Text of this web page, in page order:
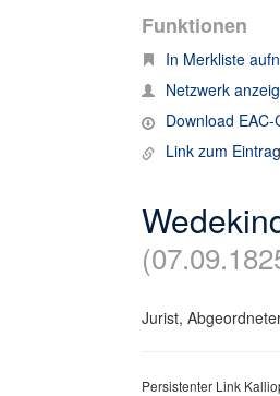
Funktionen
In Merkliste
Netzwerk
Download EAC-
Link zum Eintrag
Jurist,
Persistenter Link